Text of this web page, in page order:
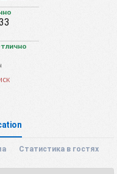
Статистика в гостях